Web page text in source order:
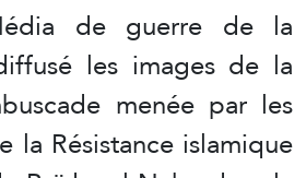
de guerre de la
les images de la
menée par les
la Résistance islamique